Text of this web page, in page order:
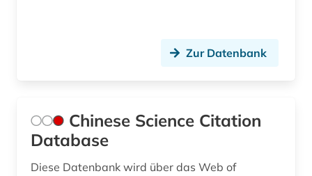
Zur Datenbank
Chinese Science Citation
Database
Diese Datenbank wird über das Web of